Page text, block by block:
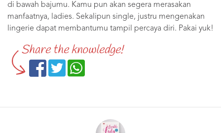
di bawah bajumu. Kamu pun akan segera merasakan
manfaatnya, ladies. Sekalipun single, justru mengenakan
lingerie dapat membantumu tampil percaya diri. Pakai yuk!
Share the knowledge!